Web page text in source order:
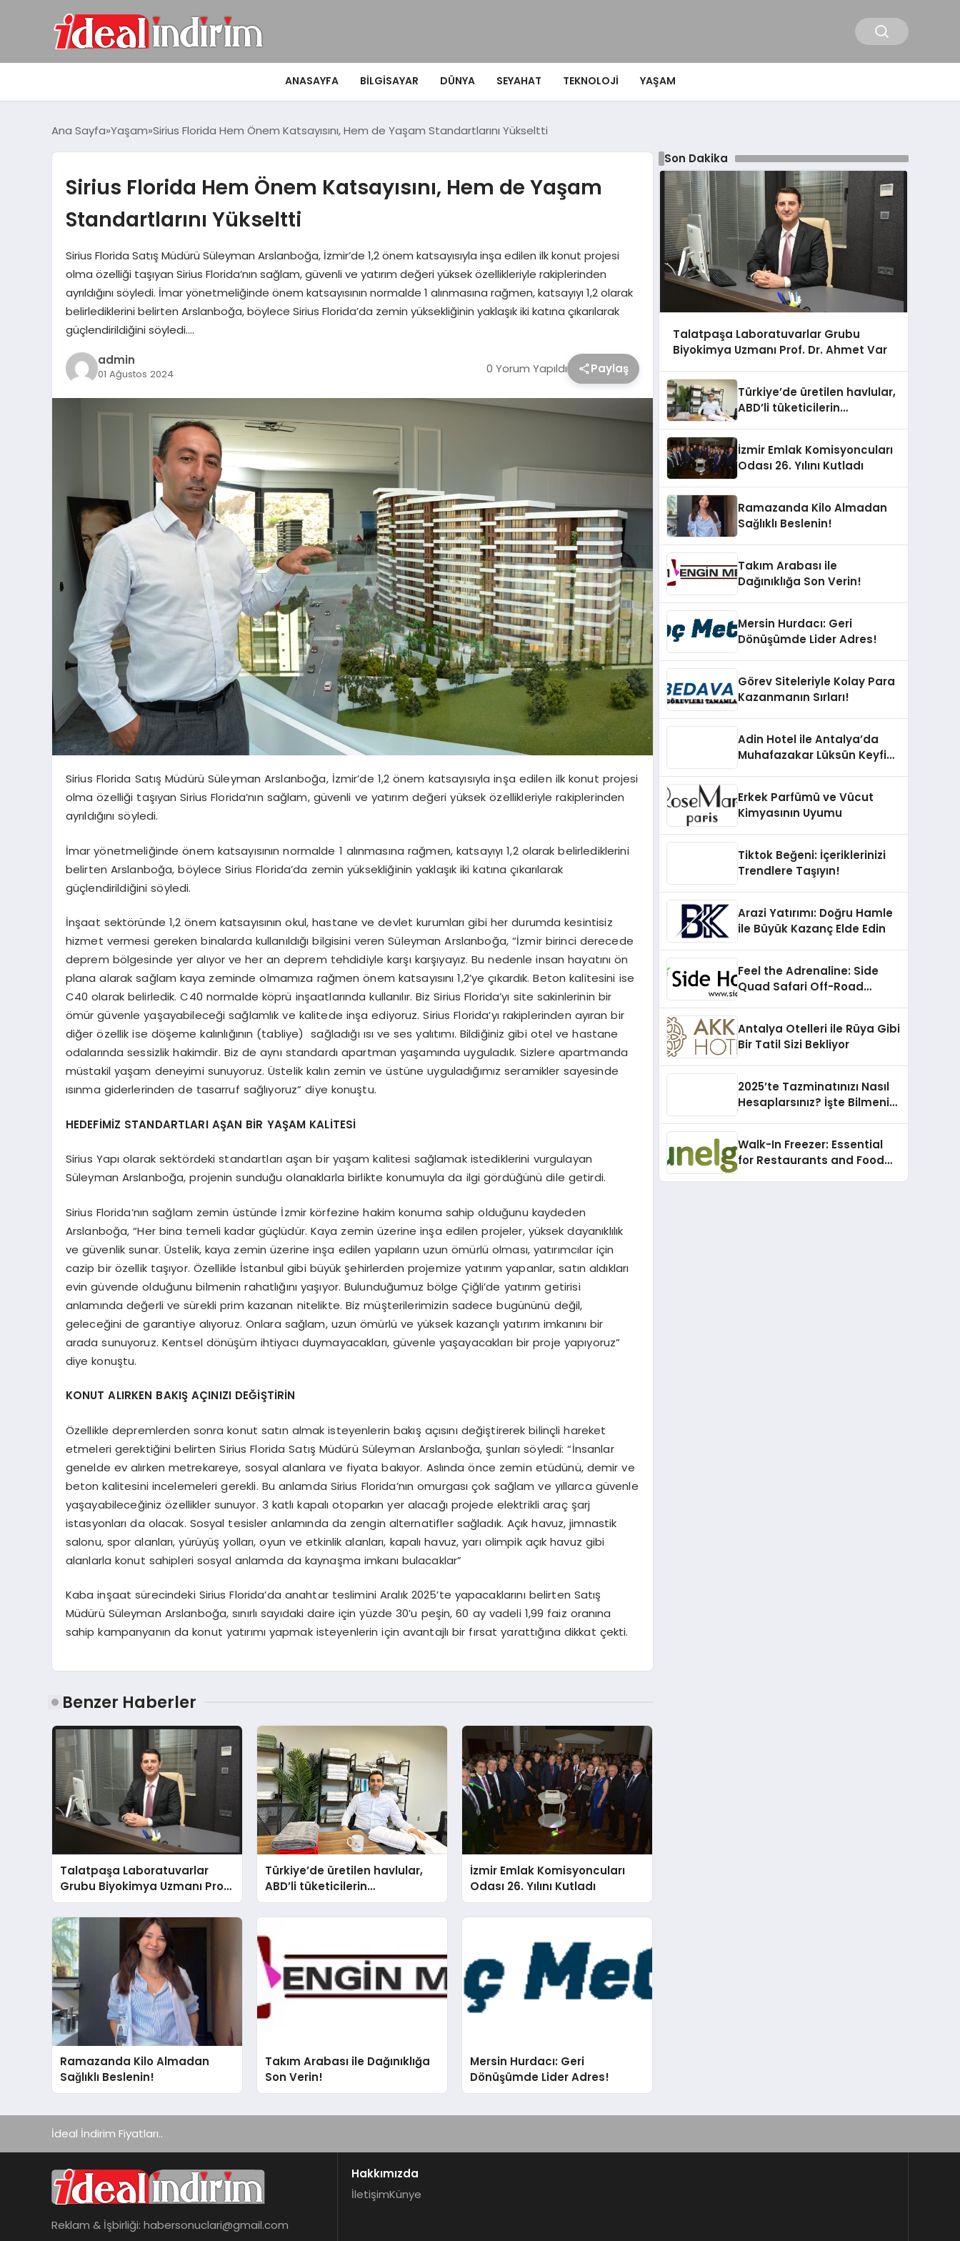
ANASAYFA BILGISAYAR DÜNYA SEYAHAT TEKNOLOJI YAŞAM
Ana Sayfa Yaşam Sirius Florida Hem Önem Katsayısını, Hem de Yaşam Standartlarını Yükseltti
Sirius Florida Hem Önem Katsayısını, Hem de Yaşam
Standartlarını Yükseltti
Sirius Florida Satış Müdürü Süleyman Arslanboğa, İzmir’de 1,2 önem katsayısıyla inşa edilen ilk konut projesi
olma özelliği taşıyan Sirius Florida’nın sağlam, güvenli ve yatırım değeri yüksek özellikleriyle rakiplerinden
ayrıldığını söyledi. İmar yönetmeliğinde önem katsayısının normalde 1 alınmasına rağmen, katsayıyı 1,2 olarak
belirlediklerini belirten Arslanboğa, böylece Sirius Florida’da zemin yüksekliğinin yaklaşık iki katına çıkarılarak
güçlendirildiğini söyledi….
admin
01 Ağustos 2024 0 Yorum Yapıldı Paylaş
Sirius Florida Satış Müdürü Süleyman Arslanboğa, İzmir’de 1,2 önem katsayısıyla inşa edilen ilk konut projesi
olma özelliği taşıyan Sirius Florida’nın sağlam, güvenli ve yatırım değeri yüksek özellikleriyle rakiplerinden
ayrıldığını söyledi.
İmar yönetmeliğinde önem katsayısının normalde 1 alınmasına rağmen, katsayıyı 1,2 olarak belirlediklerini
belirten Arslanboğa, böylece Sirius Florida’da zemin yüksekliğinin yaklaşık iki katına çıkarılarak
güçlendirildiğini söyledi.
İnşaat sektöründe 1,2 önem katsayısının okul, hastane ve devlet kurumları gibi her durumda kesintisiz
hizmet vermesi gereken binalarda kullanıldığı bilgisini veren Süleyman Arslanboğa, “İzmir birinci derecede
deprem bölgesinde yer alıyor ve her an deprem tehdidiyle karşı karşıyayız. Bu nedenle insan hayatını ön
plana alarak sağlam kaya zeminde olmamıza rağmen önem katsayısını 1,2’ye çıkardık. Beton kalitesini ise
C40 olarak belirledik. C40 normalde köprü inşaatlarında kullanılır. Biz Sirius Florida’yı site sakinlerinin bir
ömür güvenle yaşayabileceği sağlamlık ve kalitede inşa ediyoruz. Sirius Florida’yı rakiplerinden ayıran bir
diğer özellik ise döşeme kalınlığının (tabliye) sağladığı ısı ve ses yalıtımı. Bildiğiniz gibi otel ve hastane
odalarında sessizlik hakimdir. Biz de aynı standardı apartman yaşamında uyguladık. Sizlere apartmanda
müstakil yaşam deneyimi sunuyoruz. Üstelik kalın zemin ve üstüne uyguladığımız seramikler sayesinde
ısınma giderlerinden de tasarruf sağlıyoruz” diye konuştu.
HEDEFİMİZ STANDARTLARI AŞAN BİR YAŞAM KALİTESİ
Sirius Yapı olarak sektördeki standartları aşan bir yaşam kalitesi sağlamak istediklerini vurgulayan
Süleyman Arslanboğa, projenin sunduğu olanaklarla birlikte konumuyla da ilgi gördüğünü dile getirdi.
Sirius Florida’nın sağlam zemin üstünde İzmir körfezine hakim konuma sahip olduğunu kaydeden
Arslanboğa, “Her bina temeli kadar güçlüdür. Kaya zemin üzerine inşa edilen projeler, yüksek dayanıklılık
ve güvenlik sunar. Üstelik, kaya zemin üzerine inşa edilen yapıların uzun ömürlü olması, yatırımcılar için
cazip bir özellik taşıyor. Özellikle İstanbul gibi büyük şehirlerden projemize yatırım yapanlar, satın aldıkları
evin güvende olduğunu bilmenin rahatlığını yaşıyor. Bulunduğumuz bölge Çiğli’de yatırım getirisi
anlamında değerli ve sürekli prim kazanan nitelikte. Biz müşterilerimizin sadece bugününü değil,
geleceğini de garantiye alıyoruz. Onlara sağlam, uzun ömürlü ve yüksek kazançlı yatırım imkanını bir
arada sunuyoruz. Kentsel dönüşüm ihtiyacı duymayacakları, güvenle yaşayacakları bir proje yapıyoruz”
diye konuştu.
KONUT ALIRKEN BAKIŞ AÇINIZI DEĞİŞTİRİN
Özellikle depremlerden sonra konut satın almak isteyenlerin bakış açısını değiştirerek bilinçli hareket
etmeleri gerektiğini belirten Sirius Florida Satış Müdürü Süleyman Arslanboğa, şunları söyledi: “İnsanlar
genelde ev alırken metrekareye, sosyal alanlara ve fiyata bakıyor. Aslında önce zemin etüdünü, demir ve
beton kalitesini incelemeleri gerekli. Bu anlamda Sirius Florida’nın omurgası çok sağlam ve yıllarca güvenle
yaşayabileceğiniz özellikler sunuyor. 3 katlı kapalı otoparkın yer alacağı projede elektrikli araç şarj
istasyonları da olacak. Sosyal tesisler anlamında da zengin alternatifler sağladık. Açık havuz, jimnastik
salonu, spor alanları, yürüyüş yolları, oyun ve etkinlik alanları, kapalı havuz, yarı olimpik açık havuz gibi
alanlarla konut sahipleri sosyal anlamda da kaynaşma imkanı bulacaklar”
Kaba inşaat sürecindeki Sirius Florida’da anahtar teslimini Aralık 2025’te yapacaklarını belirten Satış
Müdürü Süleyman Arslanboğa, sınırlı sayıdaki daire için yüzde 30’u peşin, 60 ay vadeli 1,99 faiz oranına
sahip kampanyanın da konut yatırımı yapmak isteyenlerin için avantajlı bir fırsat yarattığına dikkat çekti.
Benzer Haberler
Talatpaşa Laboratuvarlar
Grubu Biyokimya Uzmanı Prof.
Dr. Ahmet Var
Türkiye’de üretilen havlular,
ABD’li tüketicilerin
banyosunda baş kahraman
oluyor
İzmir Emlak Komisyoncuları
Odası 26. Yılını Kutladı
Ramazanda Kilo Almadan
Sağlıklı Beslenin!
Takım Arabası ile Dağınıklığa
Son Verin!
Mersin Hurdacı: Geri
Dönüşümde Lider Adres!
Son Dakika
Talatpaşa Laboratuvarlar Grubu
Biyokimya Uzmanı Prof. Dr. Ahmet Var
Türkiye’de üretilen havlular,
ABD’li tüketicilerin
İzmir Emlak Komisyoncuları
Odası 26. Yılını Kutladı
Ramazanda Kilo Almadan
Sağlıklı Beslenin!
Takım Arabası ile
Dağınıklığa Son Verin!
Mersin Hurdacı: Geri
Dönüşümde Lider Adres!
Görev Siteleriyle Kolay Para
Kazanmanın Sırları!
Adin Hotel ile Antalya’da
Muhafazakar Lüksün Keyfini
Erkek Parfümü ve Vücut
Kimyasının Uyumu
Tiktok Beğeni: İçeriklerinizi
Trendlere Taşıyın!
Arazi Yatırımı: Doğru Hamle
ile Büyük Kazanç Elde Edin
Feel the Adrenaline: Side
Quad Safari Off-Road
Antalya Otelleri ile Rüya Gibi
Bir Tatil Sizi Bekliyor
2025’te Tazminatınızı Nasıl
Hesaplarsınız? İşte Bilmeniz
Walk-In Freezer: Essential
for Restaurants and Food
İdeal İndirim Fiyatları..
Reklam & İşbirliği: habersonuclari@gmail.com
Hakkımızda
İletişimKünye